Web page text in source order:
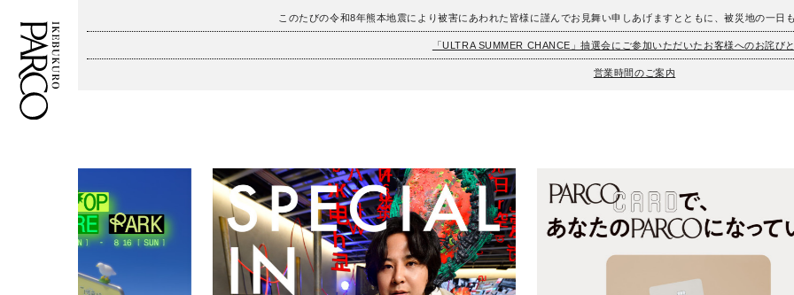
このたびの令和8年熊本地震により被害にあわれた皆様に謹んでお見舞い申しあげますとともに、被災地の一日
「ULTRA SUMMER CHANCE」抽選会にご参加いただいたお客様へのお詫び
営業時間のご案内
施設案内・アクセス
イベント・ポップアップ
ニュース
簡体字
한국어